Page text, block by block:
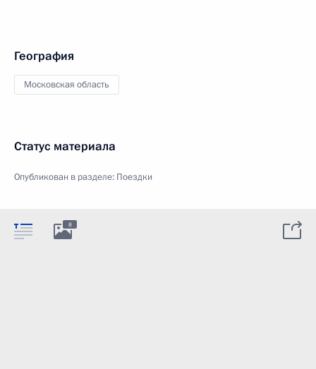
География
Московская область
Статус материала
Опубликован в разделе: Поездки
8